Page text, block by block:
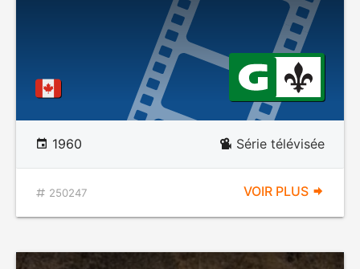
1960 Série télévisée
250247 VOIR PLUS